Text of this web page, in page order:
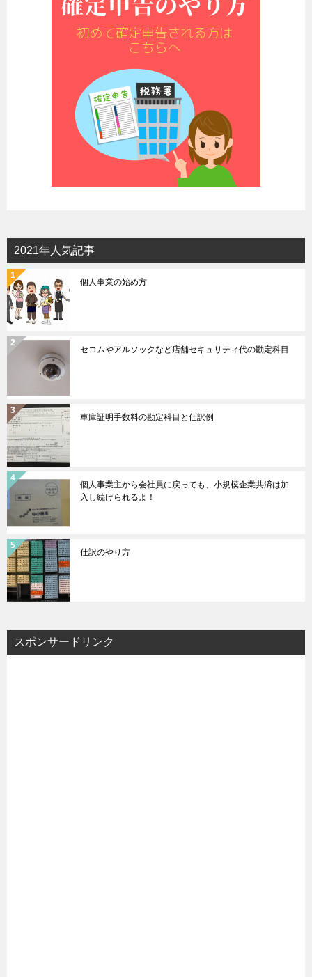
2021年人気記事
個人事業の始め方
セコムやアルソックなど店舗セキュリティ代の勘定科目
車庫証明手数料の勘定科目と仕訳例
個人事業主から会社員に戻っても、小規模企業共済は加
入し続けられるよ！
仕訳のやり方
スポンサードリンク